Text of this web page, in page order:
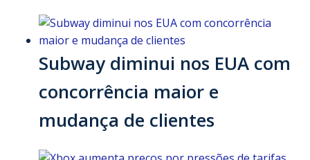
Subway diminui nos EUA com
concorrência maior e
mudança de clientes